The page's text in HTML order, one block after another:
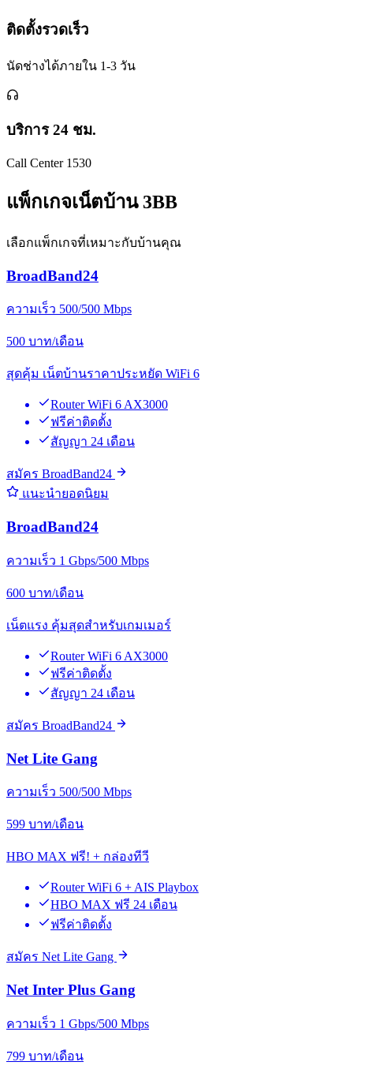
ติดตั้งรวดเร็ว
นัดช่างได้ภายใน 1-3 วัน
บริการ 24 ชม.
Call Center 1530
แพ็กเกจเน็ตบ้าน 3BB
เลือกแพ็กเกจที่เหมาะกับบ้านคุณ
BroadBand24
ความเร็ว 500/500 Mbps
500 บาท/เดือน
สุดคุ้ม เน็ตบ้านราคาประหยัด WiFi 6
Router WiFi 6 AX3000
ฟรีค่าติดตั้ง
สัญญา 24 เดือน
สมัคร BroadBand24
แนะนำยอดนิยม
BroadBand24
ความเร็ว 1 Gbps/500 Mbps
600 บาท/เดือน
เน็ตแรง คุ้มสุดสำหรับเกมเมอร์
Router WiFi 6 AX3000
ฟรีค่าติดตั้ง
สัญญา 24 เดือน
สมัคร BroadBand24
Net Lite Gang
ความเร็ว 500/500 Mbps
599 บาท/เดือน
HBO MAX ฟรี! + กล่องทีวี
Router WiFi 6 + AIS Playbox
HBO MAX ฟรี 24 เดือน
ฟรีค่าติดตั้ง
สมัคร Net Lite Gang
Net Inter Plus Gang
ความเร็ว 1 Gbps/500 Mbps
799 บาท/เดือน